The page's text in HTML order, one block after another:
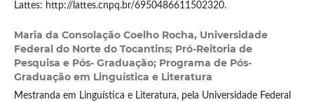
Lattes: http://lattes.cnpq.br/6950486611502320.
Maria da Consolação Coelho Rocha, Universidade
Federal do Norte do Tocantins; Pró-Reitoria de
Pesquisa e Pós- Graduação; Programa de Pós-
Graduação em Linguística e Literatura
Mestranda em Linguística e Literatura, pela Universidade Federal